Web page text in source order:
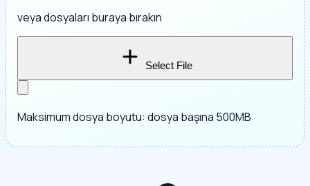
veya dosyaları buraya bırakın
Select File
Maksimum dosya boyutu: dosya başına 500MB